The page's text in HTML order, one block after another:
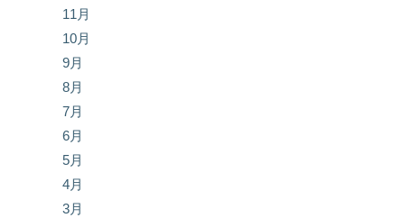
11月
10月
9月
8月
7月
6月
5月
4月
3月